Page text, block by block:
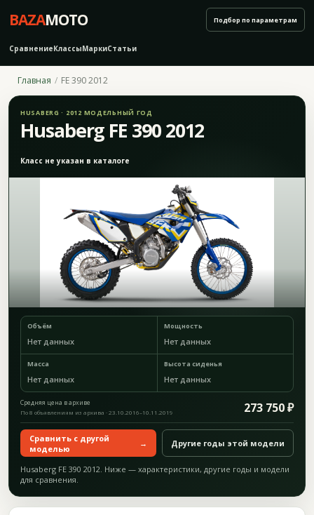
BAZAMOTO
СравнениеКлассыМаркиСтатьи
Подбор по параметрам
Главная FE 390 2012
HUSABERG · 2012 МОДЕЛЬНЫЙ ГОД
Husaberg FE 390 2012
Класс не указан в каталоге
Объём
Нет данных
Мощность
Нет данных
Масса
Нет данных
Высота сиденья
Нет данных
Средняя цена в архиве 273 750 ₽
По 8 объявлениям из архива · 23.10.2016–10.11.2019
Сравнить с другой
моделью
→ Другие годы этой модели
Husaberg FE 390 2012. Ниже — характеристики, другие годы и модели
для сравнения.